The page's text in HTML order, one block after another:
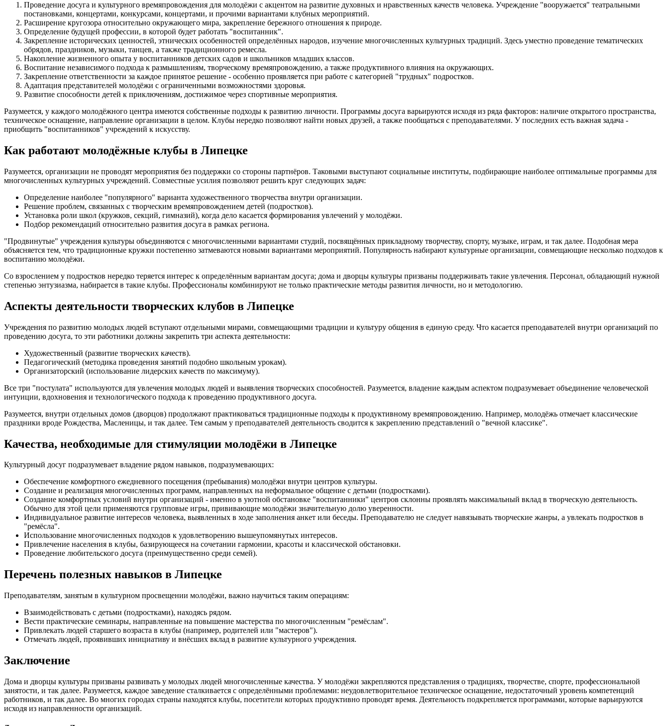
Проведение досуга и культурного времяпровождения для молодёжи с акцентом на развитие духовных и нравственных качеств человека. Учреждение "вооружается" театральными
постановками, концертами, конкурсами, концертами, и прочими вариантами клубных мероприятий.
Расширение кругозора относительно окружающего мира, закрепление бережного отношения к природе.
Определение будущей профессии, в которой будет работать "воспитанник".
Закрепление исторических ценностей, этнических особенностей определённых народов, изучение многочисленных культурных традиций. Здесь уместно проведение тематических
обрядов, праздников, музыки, танцев, а также традиционного ремесла.
Накопление жизненного опыта у воспитанников детских садов и школьников младших классов.
Воспитание независимого подхода к размышлениям, творческому времяпровождению, а также продуктивного влияния на окружающих.
Закрепление ответственности за каждое принятое решение - особенно проявляется при работе с категорией "трудных" подростков.
Адаптация представителей молодёжи с ограниченными возможностями здоровья.
Развитие способности детей к приключениям, достижимое через спортивные мероприятия.
Разумеется, у каждого молодёжного центра имеются собственные подходы к развитию личности. Программы досуга варьируются исходя из ряда факторов: наличие открытого пространства,
техническое оснащение, направление организации в целом. Клубы нередко позволяют найти новых друзей, а также пообщаться с преподавателями. У последних есть важная задача -
приобщить "воспитанников" учреждений к искусству.
Как работают молодёжные клубы в Липецке
Разумеется, организации не проводят мероприятия без поддержки со стороны партнёров. Таковыми выступают социальные институты, подбирающие наиболее оптимальные программы для
многочисленных культурных учреждений. Совместные усилия позволяют решить круг следующих задач:
Определение наиболее "популярного" варианта художественного творчества внутри организации.
Решение проблем, связанных с творческим времяпровождением детей (подростков).
Установка роли школ (кружков, секций, гимназий), когда дело касается формирования увлечений у молодёжи.
Подбор рекомендаций относительно развития досуга в рамках региона.
"Продвинутые" учреждения культуры объединяются с многочисленными вариантами студий, посвящённых прикладному творчеству, спорту, музыке, играм, и так далее. Подобная мера
объясняется тем, что традиционные кружки постепенно затмеваются новыми вариантами мероприятий. Популярность набирают культурные организации, совмещающие несколько подходов к
воспитанию молодёжи.
Со взрослением у подростков нередко теряется интерес к определённым вариантам досуга; дома и дворцы культуры призваны поддерживать такие увлечения. Персонал, обладающий нужной
степенью энтузиазма, набирается в такие клубы. Профессионалы комбинируют не только практические методы развития личности, но и методологию.
Аспекты деятельности творческих клубов в Липецке
Учреждения по развитию молодых людей вступают отдельными мирами, совмещающими традиции и культуру общения в единую среду. Что касается преподавателей внутри организаций по
проведению досуга, то эти работники должны закрепить три аспекта деятельности:
Художественный (развитие творческих качеств).
Педагогический (методика проведения занятий подобно школьным урокам).
Организаторский (использование лидерских качеств по максимуму).
Все три "постулата" используются для увлечения молодых людей и выявления творческих способностей. Разумеется, владение каждым аспектом подразумевает объединение человеческой
интуиции, вдохновения и технологического подхода к проведению продуктивного досуга.
Разумеется, внутри отдельных домов (дворцов) продолжают практиковаться традиционные подходы к продуктивному времяпровождению. Например, молодёжь отмечает классические
праздники вроде Рождества, Масленицы, и так далее. Тем самым у преподавателей деятельность сводится к закреплению представлений о "вечной классике".
Качества, необходимые для стимуляции молодёжи в Липецке
Культурный досуг подразумевает владение рядом навыков, подразумевающих:
Обеспечение комфортного ежедневного посещения (пребывания) молодёжи внутри центров культуры.
Создание и реализация многочисленных программ, направленных на неформальное общение с детьми (подростками).
Создание комфортных условий внутри организаций - именно в уютной обстановке "воспитанники" центров склонны проявлять максимальный вклад в творческую деятельность.
Обычно для этой цели применяются групповые игры, прививающие молодёжи значительную долю уверенности.
Индивидуальное развитие интересов человека, выявленных в ходе заполнения анкет или беседы. Преподавателю не следует навязывать творческие жанры, а увлекать подростков в
"ремёсла".
Использование многочисленных подходов к удовлетворению вышеупомянутых интересов.
Привлечение населения в клубы, базирующееся на сочетании гармонии, красоты и классической обстановки.
Проведение любительского досуга (преимущественно среди семей).
Перечень полезных навыков в Липецке
Преподавателям, занятым в культурном просвещении молодёжи, важно научиться таким операциям:
Взаимодействовать с детьми (подростками), находясь рядом.
Вести практические семинары, направленные на повышение мастерства по многочисленным "ремёслам".
Привлекать людей старшего возраста в клубы (например, родителей или "мастеров").
Отмечать людей, проявивших инициативу и внёсших вклад в развитие культурного учреждения.
Заключение
Дома и дворцы культуры призваны развивать у молодых людей многочисленные качества. У молодёжи закрепляются представления о традициях, творчестве, спорте, профессиональной
занятости, и так далее. Разумеется, каждое заведение сталкивается с определёнными проблемами: неудовлетворительное техническое оснащение, недостаточный уровень компетенций
работников, и так далее. Во многих городах страны находятся клубы, посетители которых продуктивно проводят время. Деятельность подкрепляется программами, которые варьируются
исходя из направленности организаций.